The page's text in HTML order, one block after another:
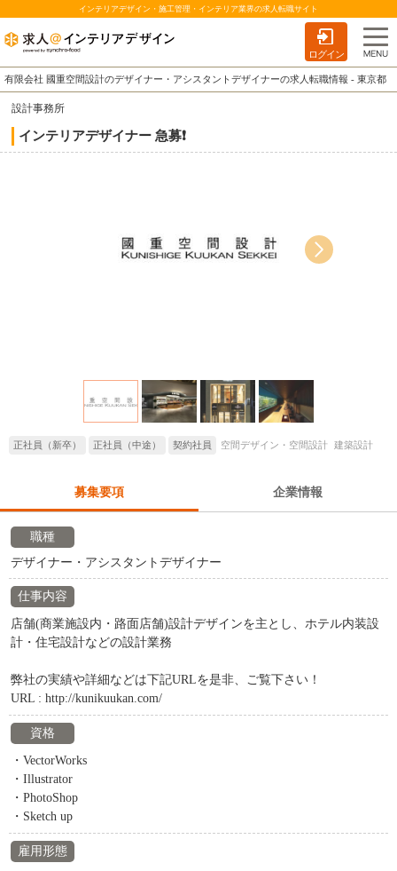
インテリアデザイン・施工管理・インテリア業界の求人転職サイト
ログイン
有限会社 國重空間設計のデザイナー・アシスタントデザイナーの求人転職情報 - 東京都
設計事務所
インテリアデザイナー 急募❗️
正社員（新卒） 正社員（中途） 契約社員 空間デザイン・空間設計 建築設計
募集要項 企業情報
職種
デザイナー・アシスタントデザイナー
仕事内容
店舗(商業施設内・路面店舗)設計デザインを主とし、ホテル内装設
計・住宅設計などの設計業務
弊社の実績や詳細などは下記URLを是非、ご覧下さい！
URL : http://kunikuukan.com/
資格
・VectorWorks
・Illustrator
・PhotoShop
・Sketch up
雇用形態